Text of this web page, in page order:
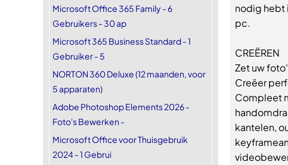
Microsoft Office 365 Family - 6
Gebruikers - 30 ap
Microsoft 365 Business Standard - 1
Gebruiker - 5
NORTON 360 Deluxe (12 maanden, voor
5 apparaten)
Adobe Photoshop Elements 2026 -
Foto's Bewerken -
Microsoft Office voor Thuisgebruik
2024 - 1 Gebrui
nodig hebt
pc.
CREËREN
Zet uw
Creëer
Compleet
kantelen,